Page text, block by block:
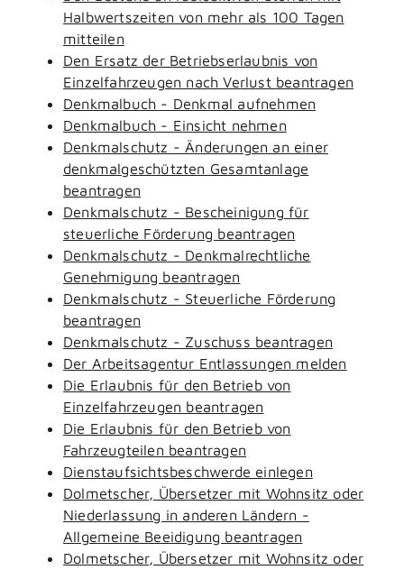
Halbwertszeiten von mehr als 100 Tagen
mitteilen
Den Ersatz der Betriebserlaubnis von
Einzelfahrzeugen nach Verlust beantragen
Denkmalbuch - Denkmal aufnehmen
Denkmalbuch - Einsicht nehmen
Denkmalschutz - Änderungen an einer
denkmalgeschützten Gesamtanlage
beantragen
Denkmalschutz - Bescheinigung für
steuerliche Förderung beantragen
Denkmalschutz - Denkmalrechtliche
Genehmigung beantragen
Denkmalschutz - Steuerliche Förderung
beantragen
Denkmalschutz - Zuschuss beantragen
Der Arbeitsagentur Entlassungen melden
Die Erlaubnis für den Betrieb von
Einzelfahrzeugen beantragen
Die Erlaubnis für den Betrieb von
Fahrzeugteilen beantragen
Dienstaufsichtsbeschwerde einlegen
Dolmetscher, Übersetzer mit Wohnsitz oder
Niederlassung in anderen Ländern -
Allgemeine Beeidigung beantragen
Dolmetscher, Übersetzer mit Wohnsitz oder